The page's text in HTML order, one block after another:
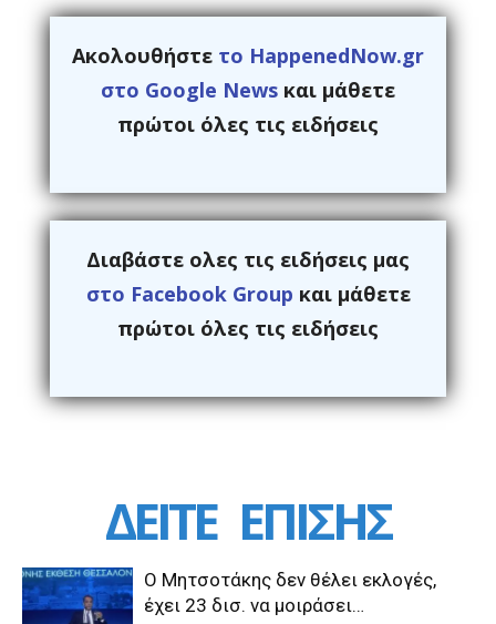
Ακολουθήστε το HappenedNow.gr
στο Google News και μάθετε
πρώτοι όλες τις ειδήσεις
Διαβάστε ολες τις ειδήσεις μας
στο Facebook Group και μάθετε
πρώτοι όλες τις ειδήσεις
ΔΕΙΤΕ ΕΠΙΣΗΣ
Ο Μητσοτάκης δεν θέλει εκλογές,
έχει 23 δισ. να μοιράσει…